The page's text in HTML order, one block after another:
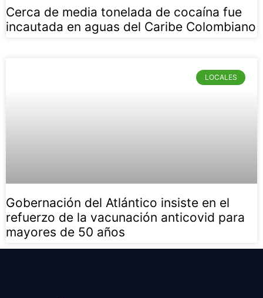
Cerca de media tonelada de cocaína fue
incautada en aguas del Caribe Colombiano
LOCALES
Gobernación del Atlántico insiste en el
refuerzo de la vacunación anticovid para
mayores de 50 años